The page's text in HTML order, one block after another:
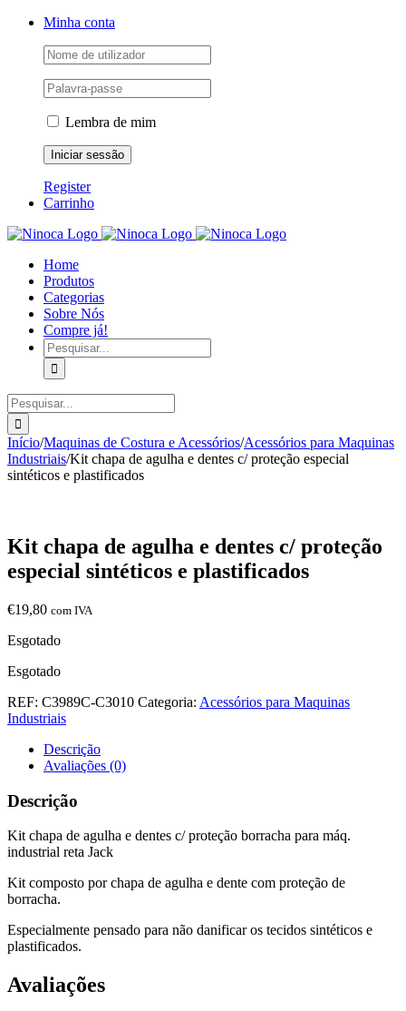
Skip
Facebook
Instagram
YouTubeMinha conta
Lembra de mim
Register
Carrinho
Home
Produtos
Categorias
Sobre Nós
Compre já!
Pesquisar
Pesquisar
Início/Maquinas de Costura e Acessórios/Acessórios para Maquinas
Industriais/Kit chapa de agulha e dentes c/ proteção especial
sintéticos e plastificados
Kit chapa de agulha e dentes c/ proteção
especial sintéticos e plastificados
€19,80 com IVA
Esgotado
Esgotado
REF: C3989C-C3010 Categoria: Acessórios para Maquinas
Industriais
Descrição
Avaliações (0)
Descrição
Kit chapa de agulha e dentes c/ proteção borracha para máq.
industrial reta Jack
Kit composto por chapa de agulha e dente com proteção de
borracha.
Especialmente pensado para não danificar os tecidos sintéticos e
plastificados.
Avaliações